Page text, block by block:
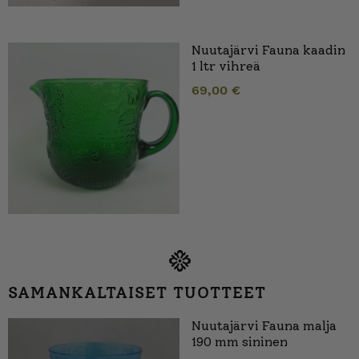
Nuutajärvi Fauna kaadin
1 ltr vihreä
69,00 €
SAMANKALTAISET TUOTTEET
Nuutajärvi Fauna malja
190 mm sininen